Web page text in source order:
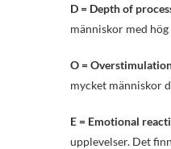
D = Depth of
människor med
O =
mycket människor
E = Emotional
upplevelser. Det